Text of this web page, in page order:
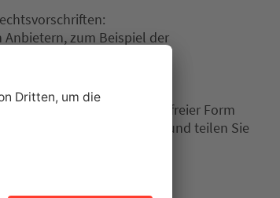
zum Beispiel der
GmbH keinen Einfluss.
Informationen in barrierefreier Form
auf und teilen Sie
übermitteln.